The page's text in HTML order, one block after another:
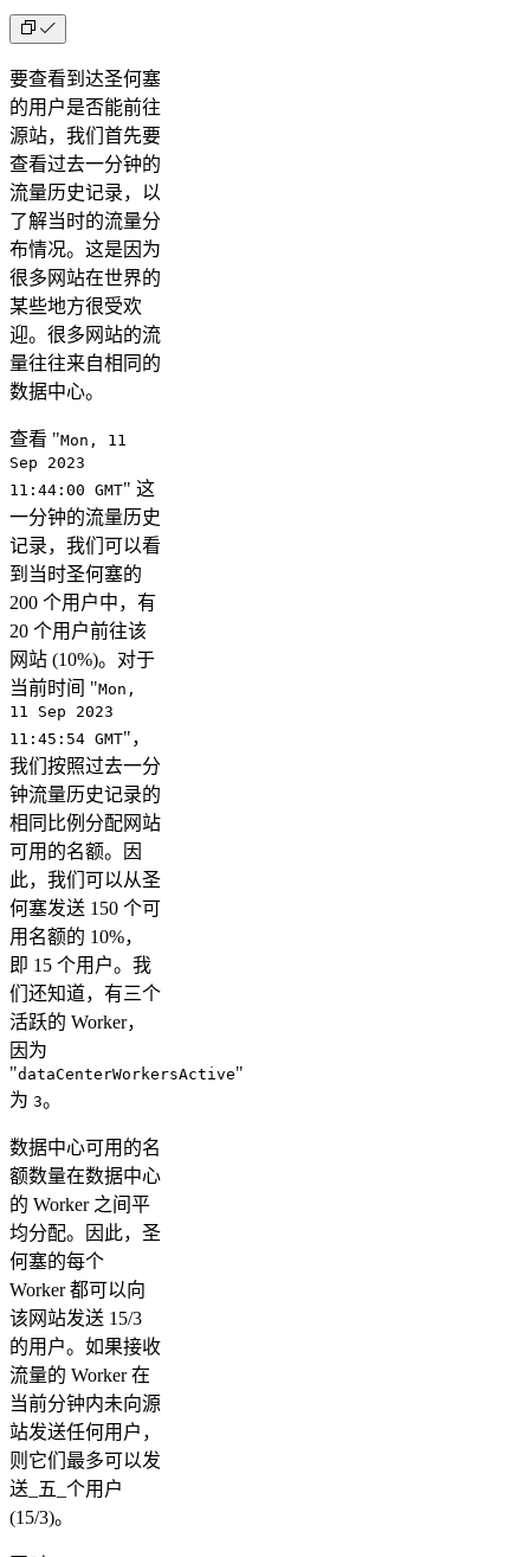
要查看到达圣何塞
的用户是否能前往
源站，我们首先要
查看过去一分钟的
流量历史记录，以
了解当时的流量分
布情况。这是因为
很多网站在世界的
某些地方很受欢
迎。很多网站的流
量往往来自相同的
数据中心。
查看 "Mon, 11
Sep 2023
11:44:00 GMT" 这
一分钟的流量历史
记录，我们可以看
到当时圣何塞的
200 个用户中，有
20 个用户前往该
网站 (10%)。对于
当前时间 "Mon,
11 Sep 2023
11:45:54 GMT"，
我们按照过去一分
钟流量历史记录的
相同比例分配网站
可用的名额。因
此，我们可以从圣
何塞发送 150 个可
用名额的 10%，
即 15 个用户。我
们还知道，有三个
活跃的 Worker，
因为
"dataCenterWorkersActive"
为 3。
数据中心可用的名
额数量在数据中心
的 Worker 之间平
均分配。因此，圣
何塞的每个
Worker 都可以向
该网站发送 15/3
的用户。如果接收
流量的 Worker 在
当前分钟内未向源
站发送任何用户，
则它们最多可以发
送_五_个用户
(15/3)。